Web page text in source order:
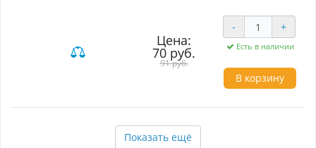
Цена:
70 руб.
91 руб.
- +
Есть в наличии
В корзину
Показать ещё